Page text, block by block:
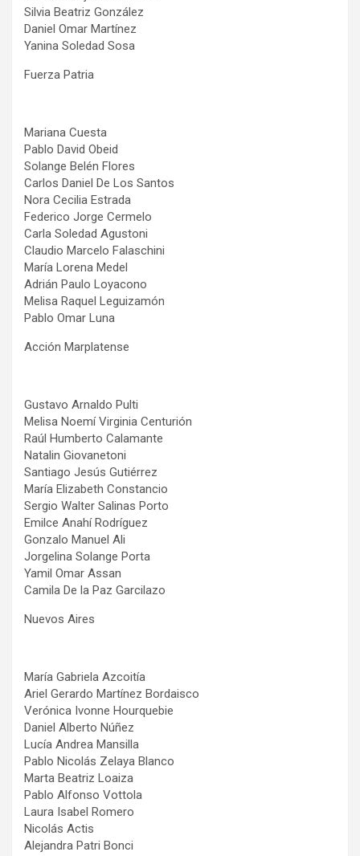
Silvia Beatriz González
Daniel Omar Martínez
Yanina Soledad Sosa
Fuerza Patria
Mariana Cuesta
Pablo David Obeid
Solange Belén Flores
Carlos Daniel De Los Santos
Nora Cecilia Estrada
Federico Jorge Cermelo
Carla Soledad Agustoni
Claudio Marcelo Falaschini
María Lorena Medel
Adrián Paulo Loyacono
Melisa Raquel Leguizamón
Pablo Omar Luna
Acción Marplatense
Gustavo Arnaldo Pulti
Melisa Noemí Virginia Centurión
Raúl Humberto Calamante
Natalin Giovanetoni
Santiago Jesús Gutiérrez
María Elizabeth Constancio
Sergio Walter Salinas Porto
Emilce Anahí Rodríguez
Gonzalo Manuel Ali
Jorgelina Solange Porta
Yamil Omar Assan
Camila De la Paz Garcilazo
Nuevos Aires
María Gabriela Azcoitía
Ariel Gerardo Martínez Bordaisco
Verónica Ivonne Hourquebie
Daniel Alberto Núñez
Lucía Andrea Mansilla
Pablo Nicolás Zelaya Blanco
Marta Beatriz Loaiza
Pablo Alfonso Vottola
Laura Isabel Romero
Nicolás Actis
Alejandra Patri Bonci